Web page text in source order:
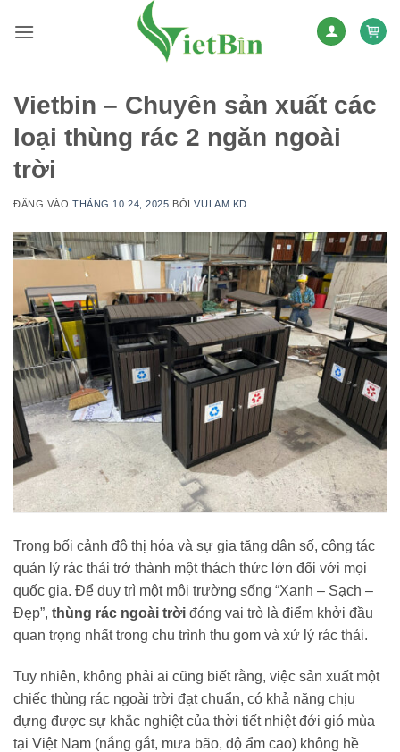
qua
Vietbin – Chuyên sản xuất các
loại thùng rác 2 ngăn ngoài
trời
ĐĂNG VÀOTHÁNG 10 24, 2025 BỞIVULAM.KD
Trong bối cảnh đô thị hóa và sự gia tăng dân số, công tác
quản lý rác thải trở thành một thách thức lớn đối với mọi
quốc gia. Để duy trì một môi trường sống “Xanh – Sạch –
Đẹp”, thùng rác ngoài trời đóng vai trò là điểm khởi đầu
quan trọng nhất trong chu trình thu gom và xử lý rác thải.
Tuy nhiên, không phải ai cũng biết rằng, việc sản xuất một
chiếc thùng rác ngoài trời đạt chuẩn, có khả năng chịu
đựng được sự khắc nghiệt của thời tiết nhiệt đới gió mùa
tại Việt Nam (nắng gắt, mưa bão, độ ẩm cao) không hề